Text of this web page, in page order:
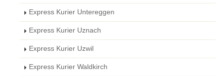
Express Kurier Untereggen
Express Kurier Uznach
Express Kurier Uzwil
Express Kurier Waldkirch